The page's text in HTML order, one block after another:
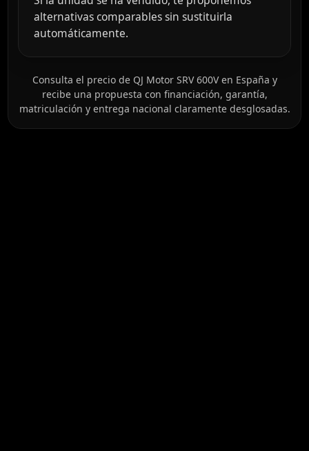
alternativas comparables sin sustituirla
automáticamente.
Consulta el precio de QJ Motor SRV 600V en España y
recibe una propuesta con financiación, garantía,
matriculación y entrega nacional claramente desglosadas.